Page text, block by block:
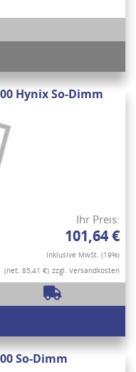
Hynix So-Dimm
Ihr Preis:
101,64 €
Inklusive MwSt. (19%)
(net. 85,41 €) zzgl. Versandkosten
So-Dimm